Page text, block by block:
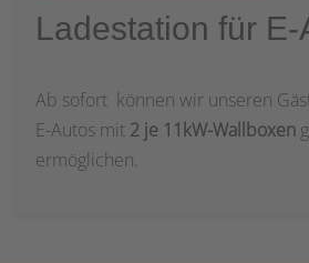
Ladestation für E-
Ab sofort können wir unseren
E-Autos mit 2 je 11kW-Wallboxen
ermöglichen.